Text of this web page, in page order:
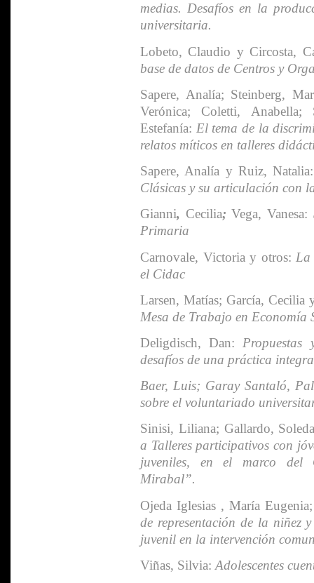
medias. Desafíos en la
universitaria.
Lobeto, Claudio y Circosta,
base de datos de Centros y
Sapere, Analía; Steinberg,
Verónica; Coletti, Anabella;
Estefanía: El tema de la
relatos míticos en talleres
Sapere, Analía y Ruiz,
Clásicas y su articulación con
Gianni, Cecilia;Vega, Vanesa:
Primaria
Carnovale, Victoria y otros: La
el Cidac
Larsen, Matías; García, Cecilia
Mesa de Trabajo en Economía
Deligdisch, Dan:
desafíos de una práctica
Baer, Luis; Garay Santaló,
sobre el voluntariado
Sinisi, Liliana; Gallardo,
a Talleres participativos con
juveniles, en el marco del
Mirabal”.
Ojeda Iglesias , María
de representación de la niñez
juvenil en la intervención
Viñas, Silvia: Adolescentes